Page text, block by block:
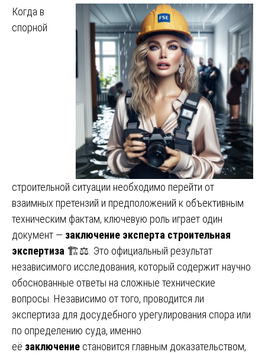
Когда в
спорной
строительной ситуации необходимо перейти от
взаимных претензий и предположений к объективным
техническим фактам, ключевую роль играет один
документ — заключение эксперта строительная
экспертиза 🏗️⚖️. Это официальный результат
независимого исследования, который содержит научно
обоснованные ответы на сложные технические
вопросы. Независимо от того, проводится ли
экспертиза для досудебного урегулирования спора или
по определению суда, именно
её заключение становится главным доказательством,